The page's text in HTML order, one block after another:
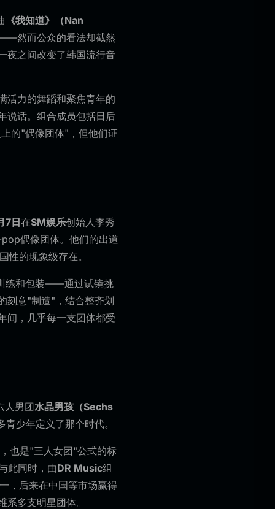
《我知道》（Nan
然而公众的看法却截然
夜之间改变了韩国流行音
活力的舞蹈和聚焦青年的
说话。组合成员包括日后
的"偶像团体"，但他们证
7日在SM娱乐创始人李秀
偶像团体。他们的出道
性的现象级存在。
练和包装——通过试镜挑
刻意"制造"，结合整齐划
间，几乎每一支团体都受
人男团水晶男孩（Sechs
少年定义了那个时代。
也是"三人女团"公式的标
此同时，由DR Music组
，后来在中国等市场赢得
多支明星团体。